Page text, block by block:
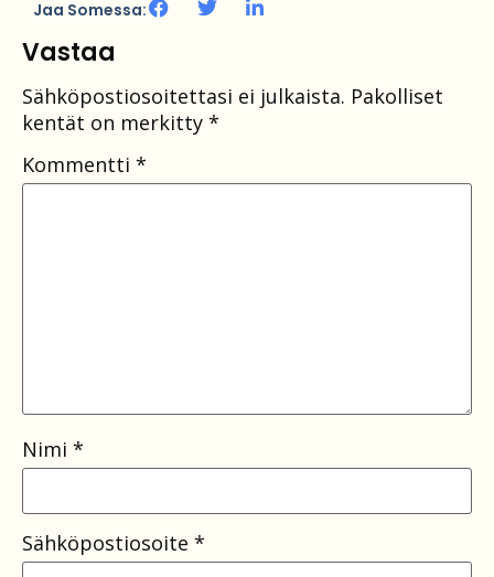
Jaa Somessa:
Vastaa
Sähköpostiosoitettasi ei julkaista. Pakolliset
kentät on merkitty *
Kommentti *
Nimi *
Sähköpostiosoite *